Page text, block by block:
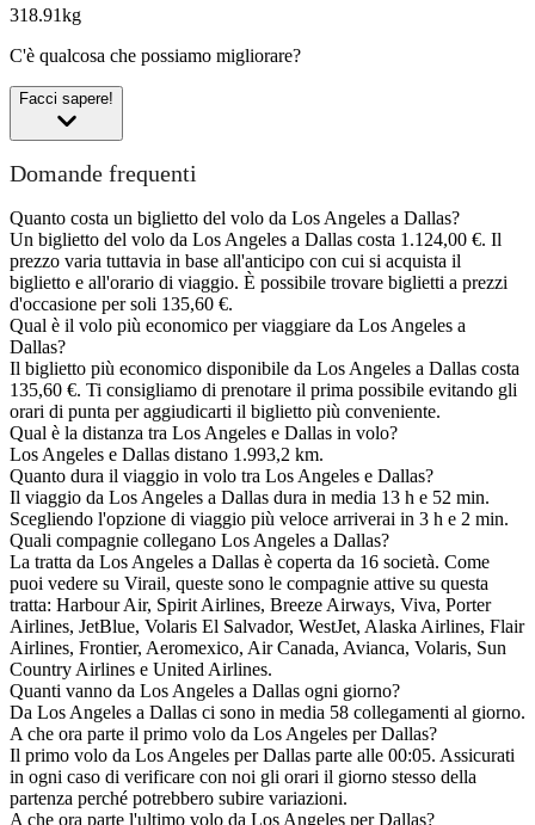
318.91kg
C'è qualcosa che possiamo migliorare?
Facci sapere!
Domande frequenti
Quanto costa un biglietto del volo da Los Angeles a Dallas?
Un biglietto del volo da Los Angeles a Dallas costa 1.124,00 €. Il
prezzo varia tuttavia in base all'anticipo con cui si acquista il
biglietto e all'orario di viaggio. È possibile trovare biglietti a prezzi
d'occasione per soli 135,60 €.
Qual è il volo più economico per viaggiare da Los Angeles a
Dallas?
Il biglietto più economico disponibile da Los Angeles a Dallas costa
135,60 €. Ti consigliamo di prenotare il prima possibile evitando gli
orari di punta per aggiudicarti il biglietto più conveniente.
Qual è la distanza tra Los Angeles e Dallas in volo?
Los Angeles e Dallas distano 1.993,2 km.
Quanto dura il viaggio in volo tra Los Angeles e Dallas?
Il viaggio da Los Angeles a Dallas dura in media 13 h e 52 min.
Scegliendo l'opzione di viaggio più veloce arriverai in 3 h e 2 min.
Quali compagnie collegano Los Angeles a Dallas?
La tratta da Los Angeles a Dallas è coperta da 16 società. Come
puoi vedere su Virail, queste sono le compagnie attive su questa
tratta: Harbour Air, Spirit Airlines, Breeze Airways, Viva, Porter
Airlines, JetBlue, Volaris El Salvador, WestJet, Alaska Airlines, Flair
Airlines, Frontier, Aeromexico, Air Canada, Avianca, Volaris, Sun
Country Airlines e United Airlines.
Quanti vanno da Los Angeles a Dallas ogni giorno?
Da Los Angeles a Dallas ci sono in media 58 collegamenti al giorno.
A che ora parte il primo volo da Los Angeles per Dallas?
Il primo volo da Los Angeles per Dallas parte alle 00:05. Assicurati
in ogni caso di verificare con noi gli orari il giorno stesso della
partenza perché potrebbero subire variazioni.
A che ora parte l'ultimo volo da Los Angeles per Dallas?